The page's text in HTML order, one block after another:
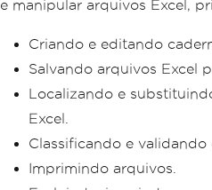
e manipular arquivos Excel,
Criando e editando
Salvando arquivos Excel
Localizando e
Excel.
Classificando e validando
Imprimindo arquivos.